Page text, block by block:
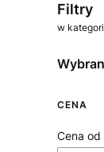
Filtry
w
CENA
Cena od